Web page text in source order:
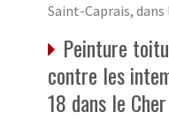
Saint-Caprais, dans
Peinture
contre les
18 dans le Cher